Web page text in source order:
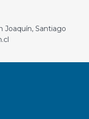
Joaquín, Santiago